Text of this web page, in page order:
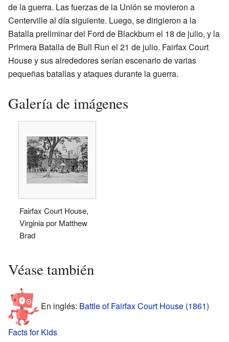
de la guerra. Las fuerzas de la Unión se movieron a
Centerville al día siguiente. Luego, se dirigieron a la
Batalla preliminar del Ford de Blackburn el 18 de julio, y la
Primera Batalla de Bull Run el 21 de julio. Fairfax Court
House y sus alrededores serían escenario de varias
pequeñas batallas y ataques durante la guerra.
Galería de imágenes
Fairfax Court House,
Virginia por Matthew
Brad
Véase también
En inglés: Battle of Fairfax Court House (1861)
Facts for Kids